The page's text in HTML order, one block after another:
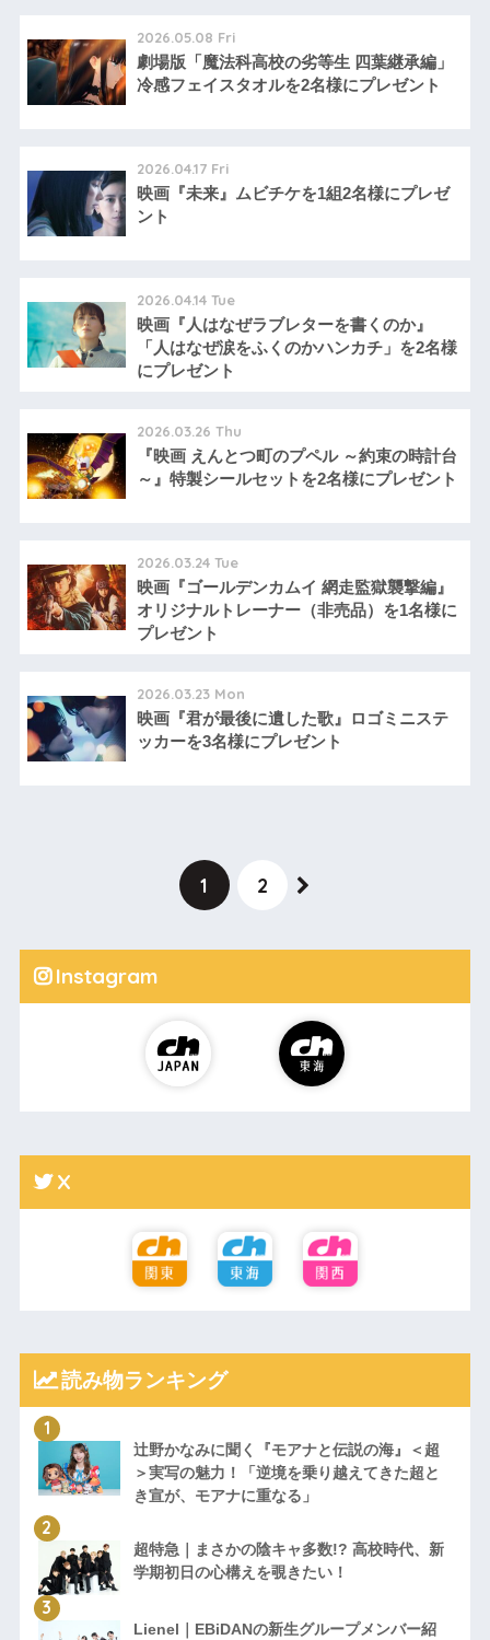
2026.05.08 Fri
劇場版「魔法科高校の劣等生 四葉継承編」
冷感フェイスタオルを2名様にプレゼント
2026.04.17 Fri
映画『未来』ムビチケを1組2名様にプレゼ
ント
2026.04.14 Tue
映画『人はなぜラブレターを書くのか』
「人はなぜ涙をふくのかハンカチ」を2名様
にプレゼント
2026.03.26 Thu
『映画 えんとつ町のプペル ～約束の時計台
～』特製シールセットを2名様にプレゼント
2026.03.24 Tue
映画『ゴールデンカムイ 網走監獄襲撃編』
オリジナルトレーナー（非売品）を1名様に
プレゼント
2026.03.23 Mon
映画『君が最後に遺した歌』ロゴミニステ
ッカーを3名様にプレゼント
1 2
Instagram
X
読み物ランキング
辻野かなみに聞く『モアナと伝説の海』＜超
＞実写の魅力！「逆境を乗り越えてきた超と
き宣が、モアナに重なる」
超特急｜まさかの陰キャ多数!? 高校時代、新
学期初日の心構えを覗きたい！
Lienel｜EBiDANの新生グループメンバー紹